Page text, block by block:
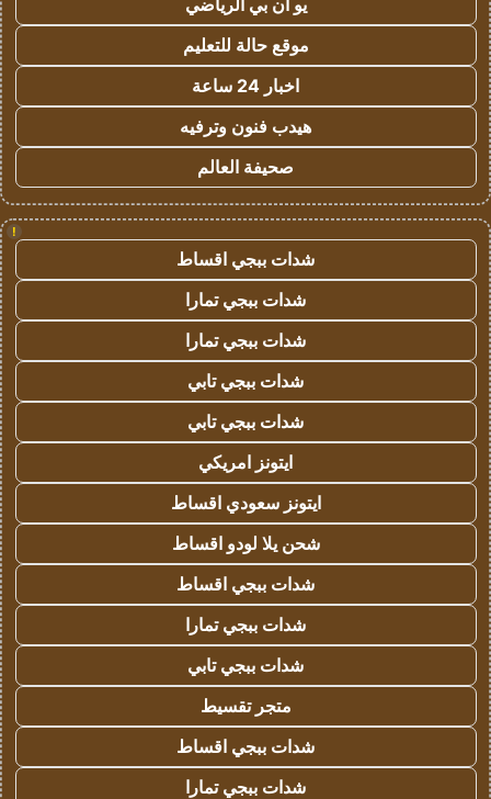
يو ان بي الرياضي
موقع حالة للتعليم
اخبار 24 ساعة
هيدب فنون وترفيه
صحيفة العالم
!
شدات ببجي اقساط
شدات ببجي تمارا
شدات ببجي تمارا
شدات ببجي تابي
شدات ببجي تابي
ايتونز امريكي
ايتونز سعودي اقساط
شحن يلا لودو اقساط
شدات ببجي اقساط
شدات ببجي تمارا
شدات ببجي تابي
متجر تقسيط
شدات ببجي اقساط
شدات ببجي تمارا